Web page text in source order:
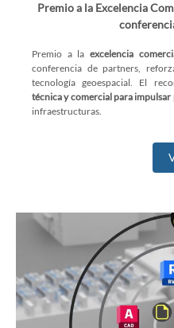
Premio a la Excelencia
Premio a laexcelencia
conferencia de partners,
tecnología geoespacial. El
técnica y comercial para impulsar
infraestructuras.